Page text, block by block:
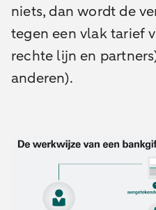
niets, dan wordt de
tegen een vlak tarief
rechte lijn en
anderen).